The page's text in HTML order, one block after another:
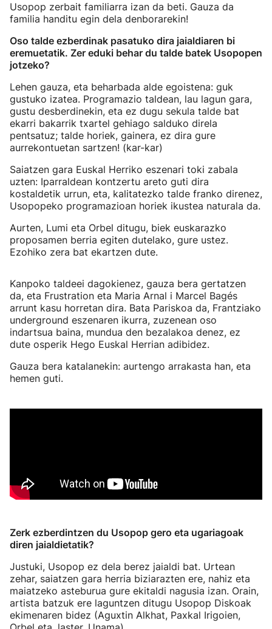
Usopop zerbait familiarra izan da beti. Gauza da
familia handitu egin dela denborarekin!
Oso talde ezberdinak pasatuko dira jaialdiaren bi
eremuetatik. Zer eduki behar du talde batek Usopopen
jotzeko?
Lehen gauza, eta beharbada alde egoistena: guk
gustuko izatea. Programazio taldean, lau lagun gara,
gustu desberdinekin, eta ez dugu sekula talde bat
ekarri bakarrik txartel gehiago salduko direla
pentsatuz; talde horiek, gainera, ez dira gure
aurrekontuetan sartzen! (kar-kar)
Saiatzen gara Euskal Herriko eszenari toki zabala
uzten: Iparraldean kontzertu areto guti dira
kostaldetik urrun, eta, kalitatezko talde franko direnez,
Usopopeko programazioan horiek ikustea naturala da.
Aurten, Lumi eta Orbel ditugu, biek euskarazko
proposamen berria egiten dutelako, gure ustez.
Ezohiko zera bat ekartzen dute.
Kanpoko taldeei dagokienez, gauza bera gertatzen
da, eta Frustration eta Maria Arnal i Marcel Bagés
arrunt kasu horretan dira. Bata Pariskoa da, Frantziako
underground eszenaren ikurra, zuzenean oso
indartsua baina, mundua den bezalakoa denez, ez
dute osperik Hego Euskal Herrian adibidez.
Gauza bera katalanekin: aurtengo arrakasta han, eta
hemen guti.
Zerk ezberdintzen du Usopop gero eta ugariagoak
diren jaialdietatik?
Justuki, Usopop ez dela berez jaialdi bat. Urtean
zehar, saiatzen gara herria biziarazten ere, nahiz eta
maiatzeko asteburua gure ekitaldi nagusia izan. Orain,
artista batzuk ere laguntzen ditugu Usopop Diskoak
ekimenaren bidez (Aguxtin Alkhat, Paxkal Irigoien,